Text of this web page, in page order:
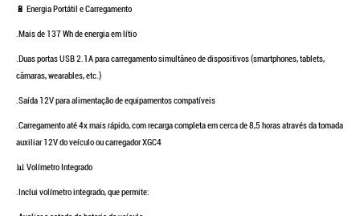
🔋 Energia Portátil e Carregamento
.Mais de 137 Wh de energia em lítio
.Duas portas USB 2.1A para carregamento simultâneo de dispositivos (smartphones, tablets,
câmaras, wearables, etc.)
.Saída 12V para alimentação de equipamentos compatíveis
.Carregamento até 4x mais rápido, com recarga completa em cerca de 8,5 horas através da tomada
auxiliar 12V do veículo ou carregador XGC4
📊 Volímetro Integrado
.Inclui volímetro integrado, que permite: